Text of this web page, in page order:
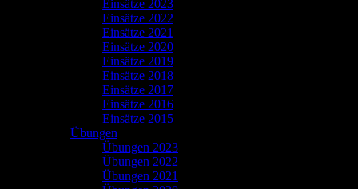
Einsätze 2023
Einsätze 2022
Einsätze 2021
Einsätze 2020
Einsätze 2019
Einsätze 2018
Einsätze 2017
Einsätze 2016
Einsätze 2015
Übungen
Übungen 2023
Übungen 2022
Übungen 2021